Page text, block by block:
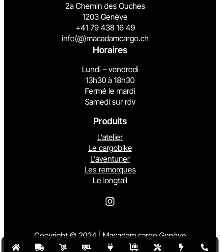
2a Chemin des Ouches
1203 Genève
+41 79 438 16 49
info(@)macadamcargo.ch
Horaires
Lundi – vendredi
13h30 à 18h30
Fermé le mardi
Samedi sur rdv
Produits
L’atelier
Le cargobike
L’aventurier
Les remorques
Le longtail
Instagram
Copyright © 2024 | Macadam cargo Genève